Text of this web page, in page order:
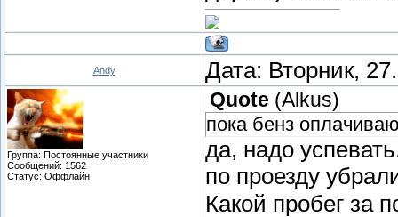
Andy Дата: Вторник,
Группа: Постоянные участники
Сообщений: 1562
Статус: Оффлайн
Quote (Alkus)
пока бенз
да, надо
по проезду
Какой пробег за